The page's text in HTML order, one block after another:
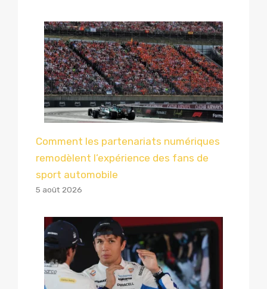
Comment les partenariats numériques
remodèlent l’expérience des fans de
sport automobile
5 août 2026